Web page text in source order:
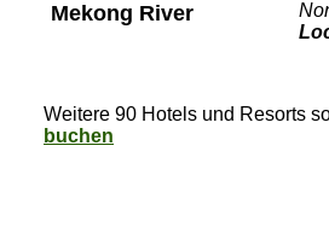
Mekong River
Weitere 90 Hotels und Resorts
buchen